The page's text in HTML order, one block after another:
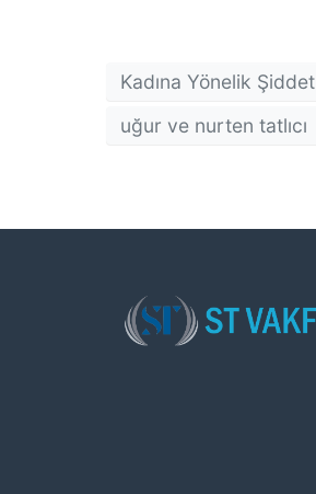
Kadına Yönelik Şiddet
uğur ve nurten tatlıcı